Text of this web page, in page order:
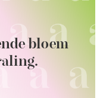
bloem